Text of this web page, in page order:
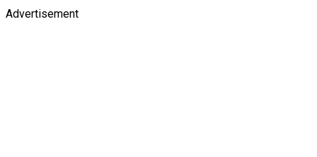
Advertisement